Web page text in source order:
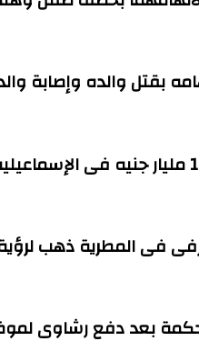
بقتل والده وإصابة
فى المطرية ذهب
دفع رشاوى لموظفين